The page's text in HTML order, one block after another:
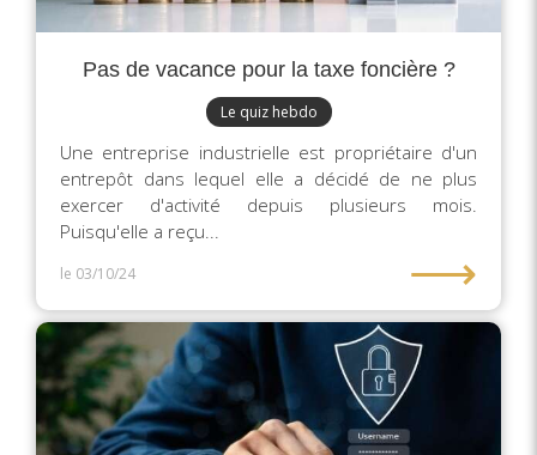
Pas de vacance pour la taxe foncière ?
Le quiz hebdo
Une entreprise industrielle est propriétaire d'un
entrepôt dans lequel elle a décidé de ne plus
exercer d'activité depuis plusieurs mois.
Puisqu'elle a reçu...
le 03/10/24 ⟶